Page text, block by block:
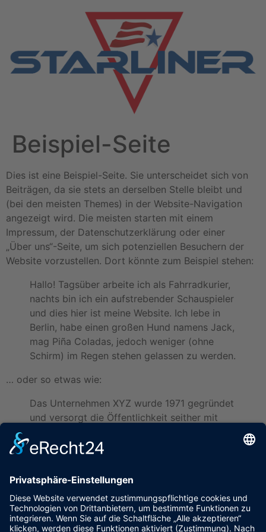
Beispiel-Seite
Dies ist eine Beispiel-Seite. Sie unterscheidet sich von
Beiträgen, da sie stets an derselben Stelle bleibt und
(bei den meisten Themes) in der Website-Navigation
angezeigt wird. Die meisten starten mit einem
Impressum, der Datenschutzerklärung oder einer
„Über uns“-Seite, um sich potenziellen Besuchern der
Website vorzustellen. Dort könnte zum Beispiel stehen:
Hallo! Tagsüber arbeite ich als Fahrradkurier,
nachts bin ich ein aufstrebender Schauspieler
und dies hier ist meine Website. Ich lebe in
Berlin, habe einen großen Hund namens Jack,
mag Piña Coladas, jedoch weniger (ohne
Schirm) im Regen stehen gelassen zu werden.
… oder so etwas wie:
Das Unternehmen XYZ wurde 1971 gegründet
und versorgt die Öffentlichkeit seither mit
seinem Standort in einer kleinen Großstadt
und unterstützt die Stadtbewohner in
vielfacher Hinsicht.
Als neuer WordPress-Benutzer solltest du dein
Dashboardaufrufen, um diese Seite zu löschen und